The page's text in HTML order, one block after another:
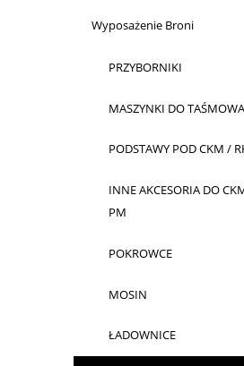
Wyposażenie Broni
PRZYBORNIKI
MASZYNKI DO
PODSTAWY POD CKM /
INNE AKCESORIA DO
PM
POKROWCE
MOSIN
ŁADOWNICE